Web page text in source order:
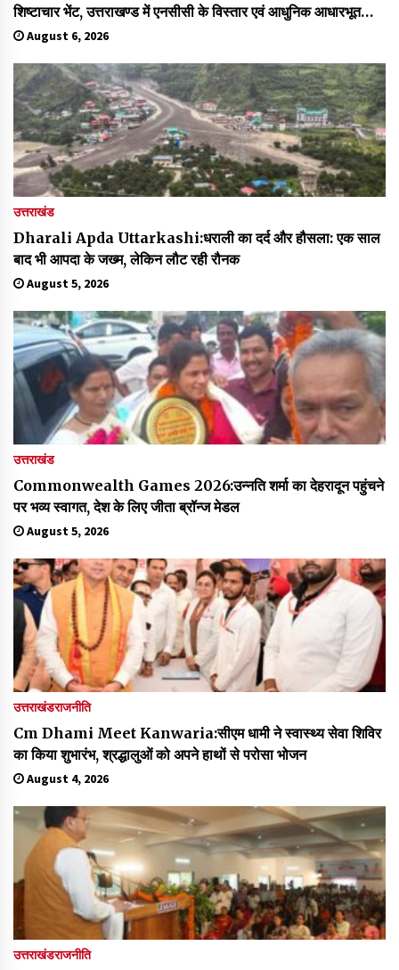
शिष्टाचार भेंट, उत्तराखण्ड में एनसीसी के विस्तार एवं आधुनिक आधारभूत
संरचना के विकास पर हुई महत्वपूर्ण चर्चा
August 6, 2026
उत्तराखंड
Dharali Apda Uttarkashi:धराली का दर्द और हौसला: एक साल
बाद भी आपदा के जख्म, लेकिन लौट रही रौनक
August 5, 2026
उत्तराखंड
Commonwealth Games 2026:उन्नति शर्मा का देहरादून पहुंचने
पर भव्य स्वागत, देश के लिए जीता ब्रॉन्ज मेडल
August 5, 2026
उत्तराखंडराजनीति
Cm Dhami Meet Kanwaria:सीएम धामी ने स्वास्थ्य सेवा शिविर
का किया शुभारंभ, श्रद्धालुओं को अपने हाथों से परोसा भोजन
August 4, 2026
उत्तराखंडराजनीति